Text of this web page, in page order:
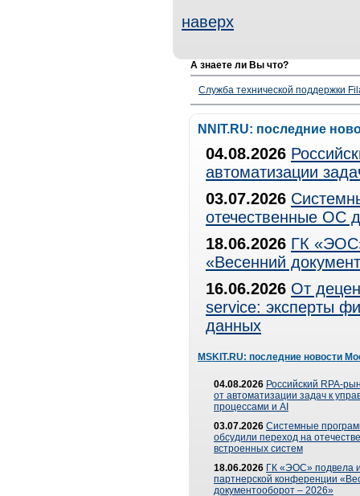
наверх
А знаете ли Вы что?
Служба технической поддержки
NNIT.RU: последние
04.08.2026
автоматизации
03.07.2026
отечественные ОС
18.06.2026 ГК
«Весенний
16.06.2026 От
service: эксперты
данных
MSKIT.RU: последние новости
04.08.2026 Российский RPA-
от автоматизации задач к
процессами и AI
03.07.2026 Системные
обсудили переход на
встроенных систем
18.06.2026 ГК «ЭОС» подвела
партнерской конференции
документооборот – 2026»